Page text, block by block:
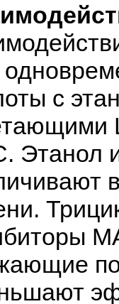
с
Этанол и